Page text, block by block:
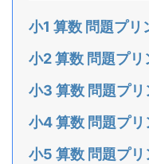
小1 算数 問題プリ
小2 算数 問題プリ
小3 算数 問題プリ
小4 算数 問題プリ
小5 算数 問題プリ